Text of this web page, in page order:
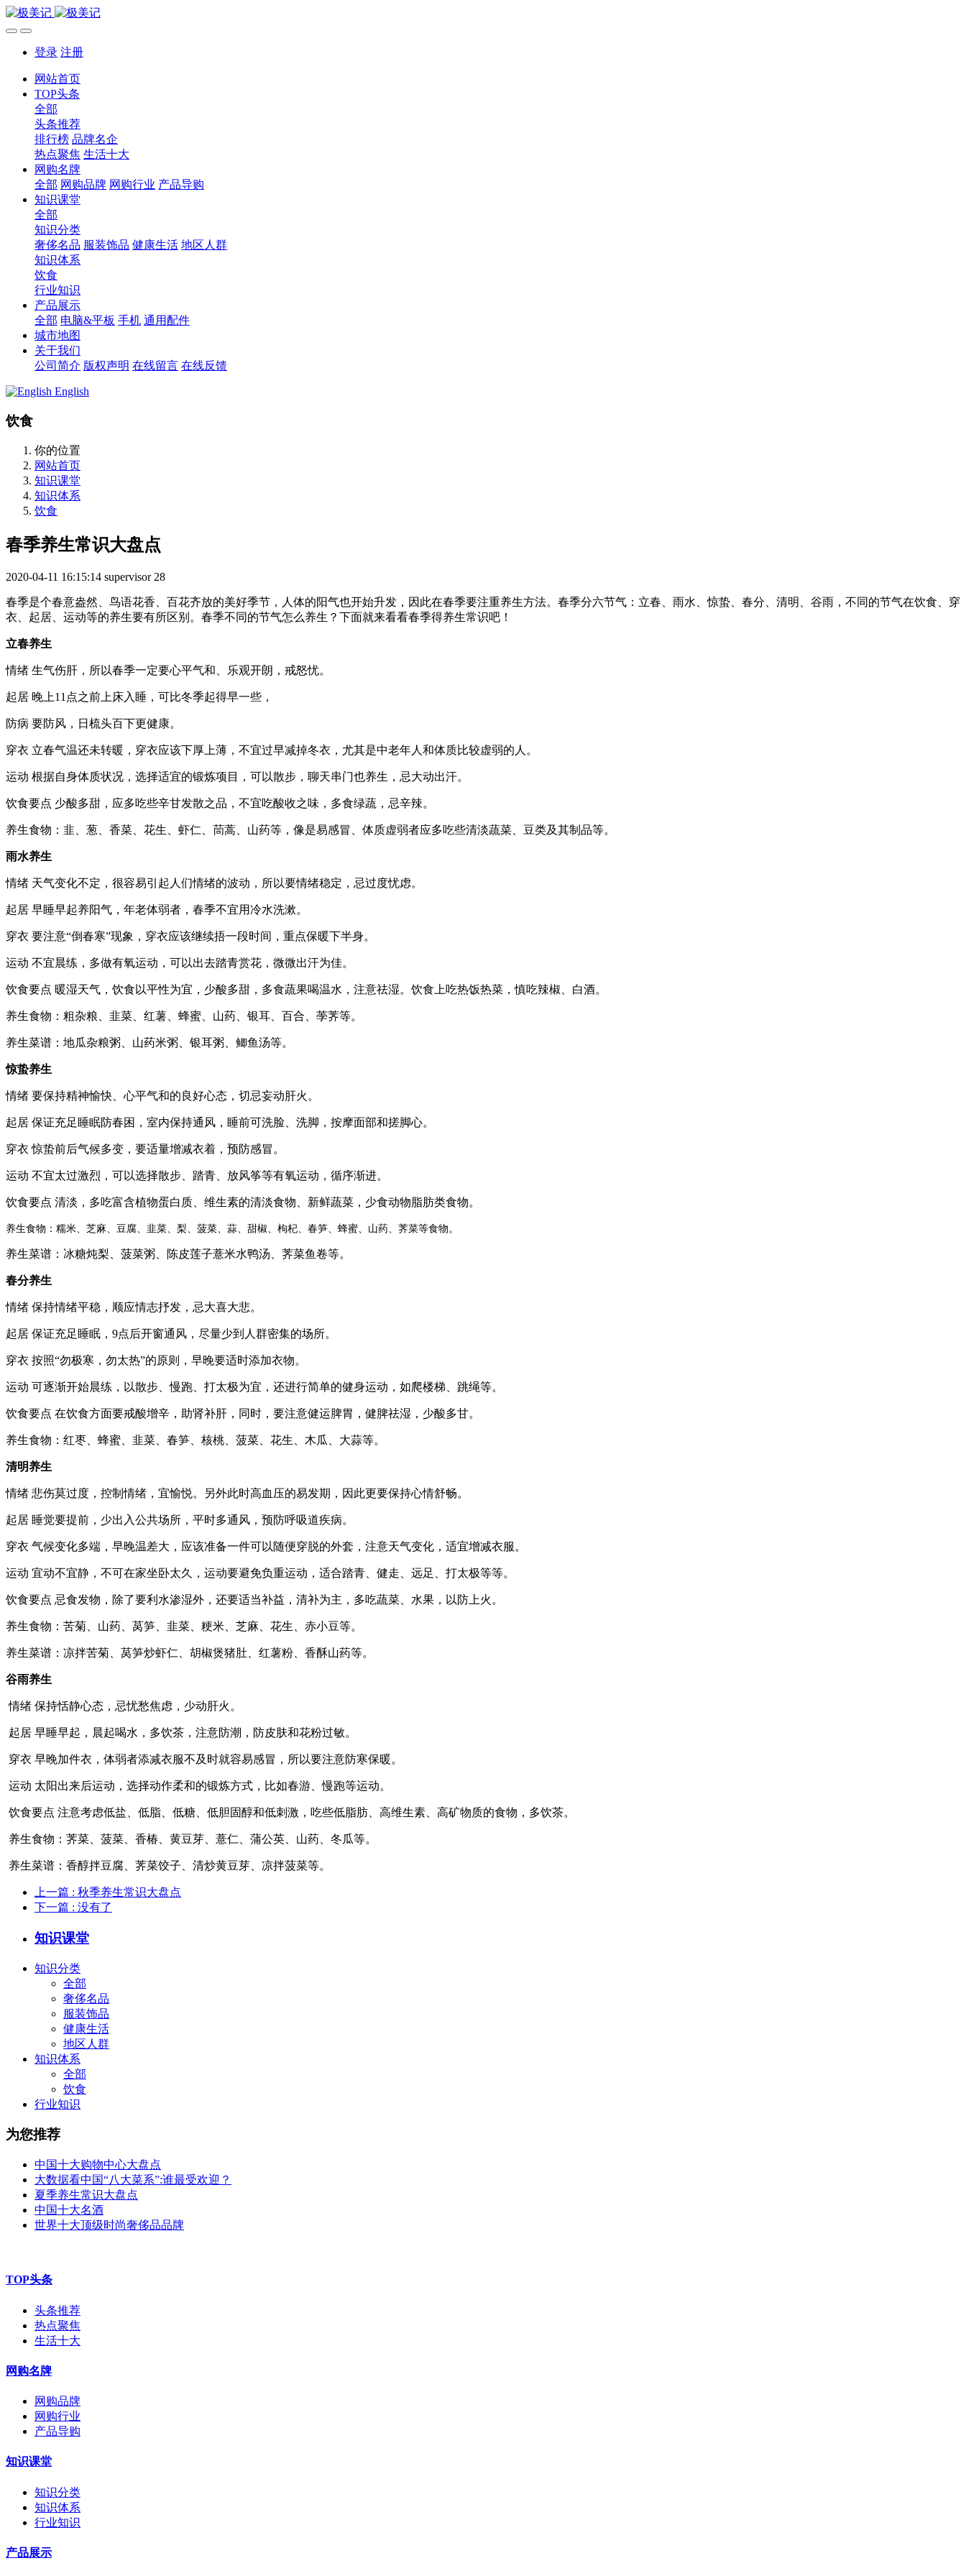
登录 注册
网站首页
TOP头条
全部
头条推荐
排行榜 品牌名企
热点聚焦 生活十大
网购名牌
全部 网购品牌 网购行业 产品导购
知识课堂
全部
知识分类
奢侈名品 服装饰品 健康生活 地区人群
知识体系
饮食
行业知识
产品展示
全部 电脑&平板 手机 通用配件
城市地图
关于我们
公司简介 版权声明 在线留言 在线反馈
English
饮食
你的位置
网站首页
知识课堂
知识体系
饮食
春季养生常识大盘点
2020-04-11 16:15:14 supervisor 28
春季是个春意盎然、鸟语花香、百花齐放的美好季节，人体的阳气也开始升发，因此在春季要注重养生方法。春季分六节气：立春、雨水、惊蛰、春分、清明、谷雨，不同的节气在饮食、穿
衣、起居、运动等的养生要有所区别。春季不同的节气怎么养生？下面就来看看春季得养生常识吧！
立春养生
情绪 生气伤肝，所以春季一定要心平气和、乐观开朗，戒怒忧。
起居 晚上11点之前上床入睡，可比冬季起得早一些，
防病 要防风，日梳头百下更健康。
穿衣 立春气温还未转暖，穿衣应该下厚上薄，不宜过早减掉冬衣，尤其是中老年人和体质比较虚弱的人。
运动 根据自身体质状况，选择适宜的锻炼项目，可以散步，聊天串门也养生，忌大动出汗。
饮食要点 少酸多甜，应多吃些辛甘发散之品，不宜吃酸收之味，多食绿蔬，忌辛辣。
养生食物：韭、葱、香菜、花生、虾仁、茼蒿、山药等，像是易感冒、体质虚弱者应多吃些清淡蔬菜、豆类及其制品等。
雨水养生
情绪 天气变化不定，很容易引起人们情绪的波动，所以要情绪稳定，忌过度忧虑。
起居 早睡早起养阳气，年老体弱者，春季不宜用冷水洗漱。
穿衣 要注意“倒春寒”现象，穿衣应该继续捂一段时间，重点保暖下半身。
运动 不宜晨练，多做有氧运动，可以出去踏青赏花，微微出汗为佳。
饮食要点 暖湿天气，饮食以平性为宜，少酸多甜，多食蔬果喝温水，注意祛湿。饮食上吃热饭热菜，慎吃辣椒、白酒。
养生食物：粗杂粮、韭菜、红薯、蜂蜜、山药、银耳、百合、荸荠等。
养生菜谱：地瓜杂粮粥、山药米粥、银耳粥、鲫鱼汤等。
惊蛰养生
情绪 要保持精神愉快、心平气和的良好心态，切忌妄动肝火。
起居 保证充足睡眠防春困，室内保持通风，睡前可洗脸、洗脚，按摩面部和搓脚心。
穿衣 惊蛰前后气候多变，要适量增减衣着，预防感冒。
运动 不宜太过激烈，可以选择散步、踏青、放风筝等有氧运动，循序渐进。
饮食要点 清淡，多吃富含植物蛋白质、维生素的清淡食物、新鲜蔬菜，少食动物脂肪类食物。
养生食物：糯米、芝麻、豆腐、韭菜、梨、菠菜、蒜、甜椒、枸杞、春笋、蜂蜜、山药、荠菜等食物。
养生菜谱：冰糖炖梨、菠菜粥、陈皮莲子薏米水鸭汤、荠菜鱼卷等。
春分养生
情绪 保持情绪平稳，顺应情志抒发，忌大喜大悲。
起居 保证充足睡眠，9点后开窗通风，尽量少到人群密集的场所。
穿衣 按照“勿极寒，勿太热”的原则，早晚要适时添加衣物。
运动 可逐渐开始晨练，以散步、慢跑、打太极为宜，还进行简单的健身运动，如爬楼梯、跳绳等。
饮食要点 在饮食方面要戒酸增辛，助肾补肝，同时，要注意健运脾胃，健脾祛湿，少酸多甘。
养生食物：红枣、蜂蜜、韭菜、春笋、核桃、菠菜、花生、木瓜、大蒜等。
清明养生
情绪 悲伤莫过度，控制情绪，宜愉悦。另外此时高血压的易发期，因此更要保持心情舒畅。
起居 睡觉要提前，少出入公共场所，平时多通风，预防呼吸道疾病。
穿衣 气候变化多端，早晚温差大，应该准备一件可以随便穿脱的外套，注意天气变化，适宜增减衣服。
运动 宜动不宜静，不可在家坐卧太久，运动要避免负重运动，适合踏青、健走、远足、打太极等等。
饮食要点 忌食发物，除了要利水渗湿外，还要适当补益，清补为主，多吃蔬菜、水果，以防上火。
养生食物：苦菊、山药、莴笋、韭菜、粳米、芝麻、花生、赤小豆等。
养生菜谱：凉拌苦菊、莴笋炒虾仁、胡椒煲猪肚、红薯粉、香酥山药等。
谷雨养生
情绪 保持恬静心态，忌忧愁焦虑，少动肝火。
起居 早睡早起，晨起喝水，多饮茶，注意防潮，防皮肤和花粉过敏。
穿衣 早晚加件衣，体弱者添减衣服不及时就容易感冒，所以要注意防寒保暖。
运动 太阳出来后运动，选择动作柔和的锻炼方式，比如春游、慢跑等运动。
饮食要点 注意考虑低盐、低脂、低糖、低胆固醇和低刺激，吃些低脂肪、高维生素、高矿物质的食物，多饮茶。
养生食物：荠菜、菠菜、香椿、黄豆芽、薏仁、蒲公英、山药、冬瓜等。
养生菜谱：香醇拌豆腐、荠菜饺子、清炒黄豆芽、凉拌菠菜等。
上一篇 : 秋季养生常识大盘点
下一篇 : 没有了
知识课堂
知识分类
全部
奢侈名品
服装饰品
健康生活
地区人群
知识体系
全部
饮食
行业知识
为您推荐
中国十大购物中心大盘点
大数据看中国“八大菜系”:谁最受欢迎？
夏季养生常识大盘点
中国十大名酒
世界十大顶级时尚奢侈品品牌
TOP头条
头条推荐
热点聚焦
生活十大
网购名牌
网购品牌
网购行业
产品导购
知识课堂
知识分类
知识体系
行业知识
产品展示